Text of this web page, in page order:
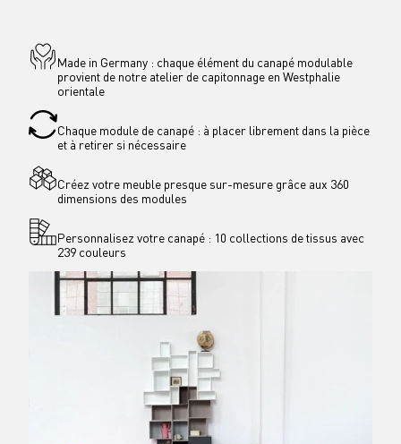
Made in Germany : chaque élément du canapé modulable
provient de notre atelier de capitonnage en Westphalie
orientale
Chaque module de canapé : à placer librement dans la pièce
et à retirer si nécessaire
Créez votre meuble presque sur-mesure grâce aux 360
dimensions des modules
Personnalisez votre canapé : 10 collections de tissus avec
239 couleurs